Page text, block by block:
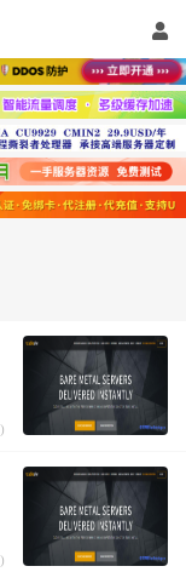
)
)